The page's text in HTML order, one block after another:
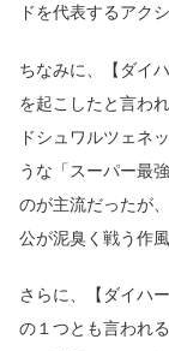
ドを代表するアク
ちなみに、【ダイ
を起こしたと言わ
ドシュワルツェネ
うな「スーパー最
のが主流だったが
公が泥臭く戦う作
さらに、【ダイハ
の１つとも言われ